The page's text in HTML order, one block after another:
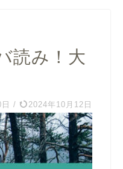
読み！大
/ 2024年10月12日